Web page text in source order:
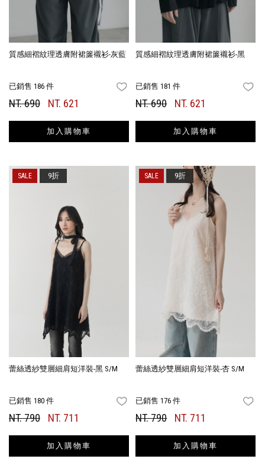
質感細褶紋理透膚附裙簾襯衫-灰藍
已銷售 186 件 FAVORITES
NT. 690 NT. 621
加入購物車
質感細褶紋理透膚附裙簾襯衫-黑
已銷售 181 件
NT. 690 NT. 621
加入購物車
蕾絲透紗雙層細肩短洋裝-黑 S/M
已銷售 180 件 FAVORITES
NT. 790 NT. 711
加入購物車
9折
蕾絲透紗雙層細肩短洋裝-杏 S/M
已銷售 176 件
NT. 790 NT. 711
加入購物車
9折